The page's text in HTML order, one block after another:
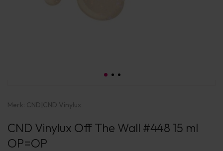
Merk: CND|CND Vinylux
CND Vinylux Off The Wall #448 15 ml
OP=OP